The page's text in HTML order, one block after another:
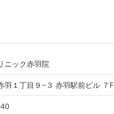
ニック赤羽院
羽１丁目９−３ 赤羽駅前ビル ７F